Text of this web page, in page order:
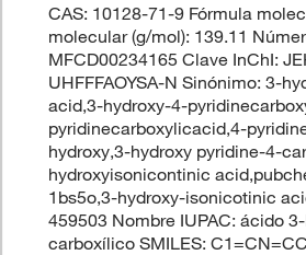
CAS: 10128-71-9 Fórmula
molecular (g/mol): 139.11
MFCD00234165 Clave InChI:
UHFFFAOYSA-N Sinónimo: 3-
acid,3-hydroxy-4-
pyridinecarboxylicacid,4-
hydroxy,3-hydroxy pyridine-4-
hydroxyisonicontinic
1bs5o,3-hydroxy-isonicotinic
459503 Nombre IUPAC: ácido
carboxílico SMILES: